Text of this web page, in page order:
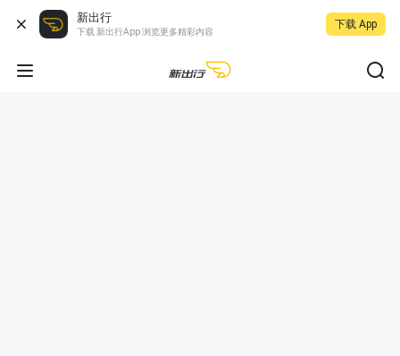
新出行
下载 新出行App 浏览更多精彩内容
下载 App